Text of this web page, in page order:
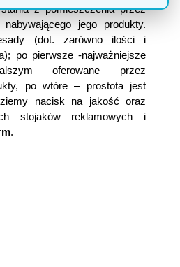
z pomieszczenia przez
jego produkty.
(dot. zarówno ilości i
po pierwsze -najważniejsze
oferowane przez
po wtóre – prostota jest
nacisk na jakość oraz
stojaków reklamowych i
.